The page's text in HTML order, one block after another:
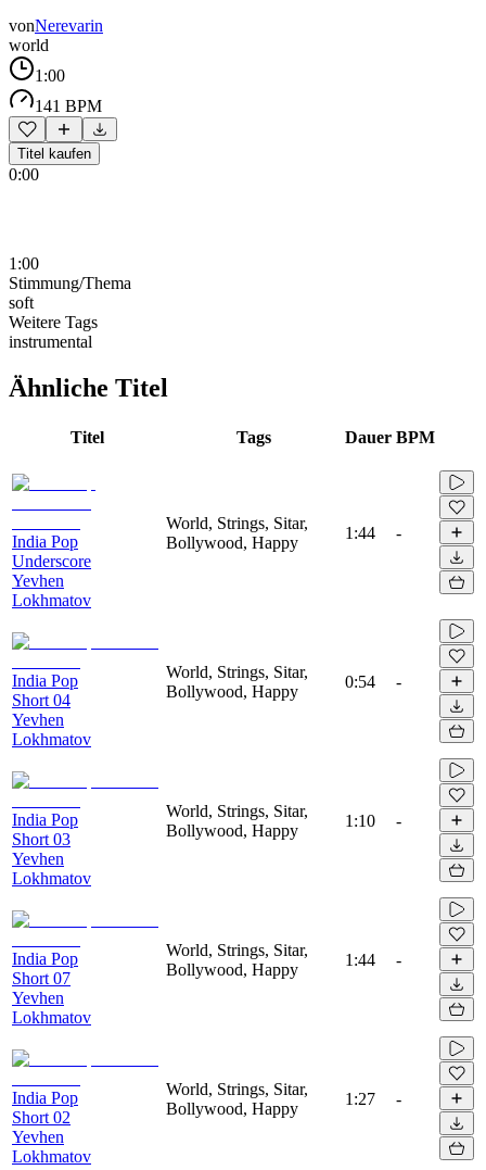
vonNerevarin
world
1:00
141 BPM
Titel kaufen
0:00
1:00
Stimmung/Thema
soft
Weitere Tags
instrumental
Ähnliche Titel
Titel Tags Dauer BPM
India Pop
Underscore
Yevhen
Lokhmatov
World, Strings, Sitar,
Bollywood, Happy
1:44 -
India Pop
Short 04
Yevhen
Lokhmatov
World, Strings, Sitar,
Bollywood, Happy
0:54 -
India Pop
Short 03
Yevhen
Lokhmatov
World, Strings, Sitar,
Bollywood, Happy
1:10 -
India Pop
Short 07
Yevhen
Lokhmatov
World, Strings, Sitar,
Bollywood, Happy
1:44 -
India Pop
Short 02
Yevhen
Lokhmatov
World, Strings, Sitar,
Bollywood, Happy
1:27 -